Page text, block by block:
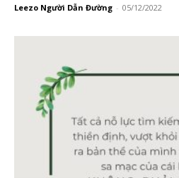
Leezo Người Dẫn Đường - 05/12/2022